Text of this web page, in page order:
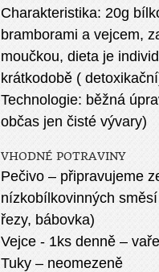
Charakteristika: 20g
bramborami a vejcem,
moučkou, dieta je
krátkodobě (
Technologie: běžná
občas jen čisté vývary)
VHODNÉ POTRAVINY
Pečivo – připravujeme
nízkobílkovinných
řezy, bábovka)
Vejce - 1ks denně –
Tuky – neomezeně